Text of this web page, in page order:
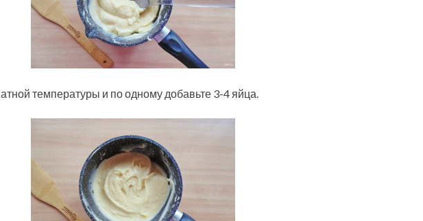
температуры и по одному добавьте 3-4 яйца.